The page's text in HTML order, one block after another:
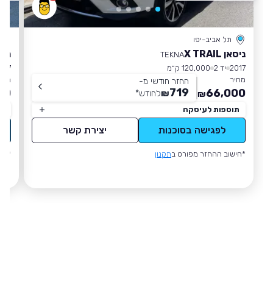
תל אביב-יפו
ניסאן X TRAIL
TEKNA
2017 יד 2
120,000 ק״מ
מחיר
66,000
₪
החזר חודשי מ-
719
₪לחודש*
תוספות לעיסקה
לפגישה בסוכנות יצירת קשר
*חישוב ההחזר מפורט בתקנון